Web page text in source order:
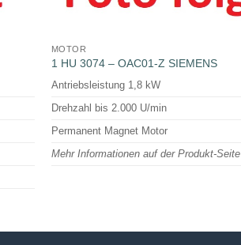
MOTOR
1 HU 3074 – OAC01-Z SIEMENS
Antriebsleistung 1,8 kW
Drehzahl bis 2.000 U/min
Permanent Magnet Motor
Mehr Informationen auf der Produkt-Seite